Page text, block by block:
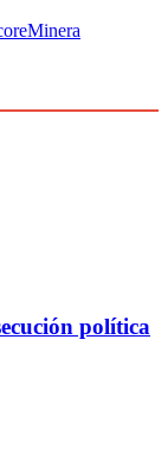
Minera
política